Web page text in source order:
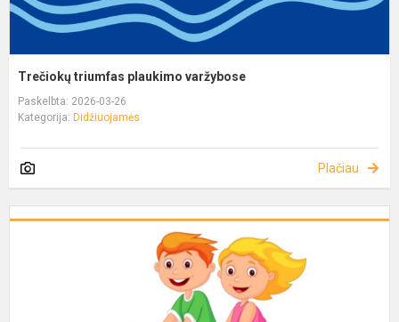
Trečiokų triumfas plaukimo varžybose
Paskelbta: 2026-03-26
Kategorija: Didžiuojamės
Plačiau